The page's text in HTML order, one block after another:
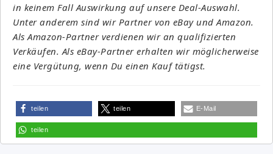
in keinem Fall Auswirkung auf unsere Deal-Auswahl.
Unter anderem sind wir Partner von eBay und Amazon.
Als Amazon-Partner verdienen wir an qualifizierten
Verkäufen. Als eBay-Partner erhalten wir möglicherweise
eine Vergütung, wenn Du einen Kauf tätigst.
teilen teilen E-Mail
teilen